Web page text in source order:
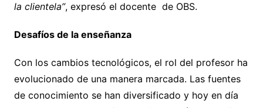
la clientela”, expresó el docente de OBS.
Desafíos de la enseñanza
Con los cambios tecnológicos, el rol del profesor ha
evolucionado de una manera marcada. Las fuentes
de conocimiento se han diversificado y hoy en día